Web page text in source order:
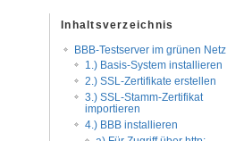
Inhaltsverzeichnis
BBB-Testserver im grünen Netz
1.) Basis-System installieren
2.) SSL-Zertifikate erstellen
3.) SSL-Stamm-Zertifikat
importieren
4.) BBB installieren